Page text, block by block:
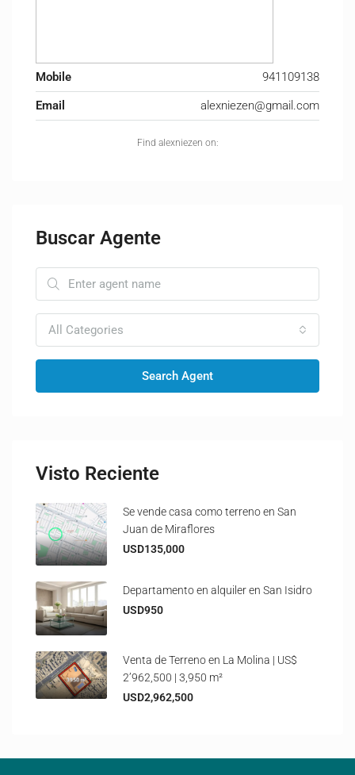
Mobile
941109138
Email
alexniezen@gmail.com
Find alexniezen on:
Buscar Agente
All Categories
Search Agent
Visto Reciente
Se vende casa como terreno en San
Juan de Miraflores
USD135,000
Departamento en alquiler en San Isidro
USD950
Venta de Terreno en La Molina | US$
2’962,500 | 3,950 m²
USD2,962,500